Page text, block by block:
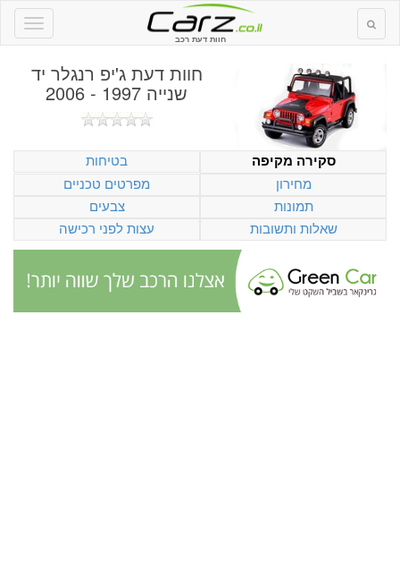
חוות דעת רכב
חוות דעתג'יפ רנגלר יד
שנייה 1997 - 2006
סקירה מקיפה
בטיחות
מחירון
מפרטים טכניים
תמונות
צבעים
שאלות ותשובות
עצות לפני רכישה